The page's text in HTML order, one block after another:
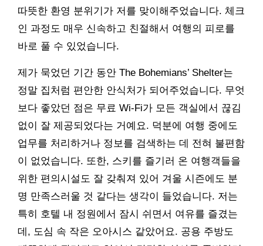
따뜻한 환영 분위기가 저를 맞이해주었습니다. 체크
인 과정도 매우 신속하고 친절해서 여행의 피로를
바로 풀 수 있었습니다.
제가 묵었던 기간 동안 The Bohemians’ Shelter는
정말 집처럼 편안한 안식처가 되어주었습니다. 무엇
보다 좋았던 점은 무료 Wi-Fi가 모든 객실에서 끊김
없이 잘 제공되었다는 거예요. 덕분에 여행 중에도
업무를 처리하거나 정보를 검색하는 데 전혀 불편함
이 없었습니다. 또한, 스키를 즐기러 온 여행객들을
위한 편의시설도 잘 갖춰져 있어 겨울 시즌에도 분
명 만족스러울 것 같다는 생각이 들었습니다. 저는
특히 호텔 내 정원에서 잠시 쉬면서 여유를 즐겼는
데, 도심 속 작은 오아시스 같았어요. 공용 주방도